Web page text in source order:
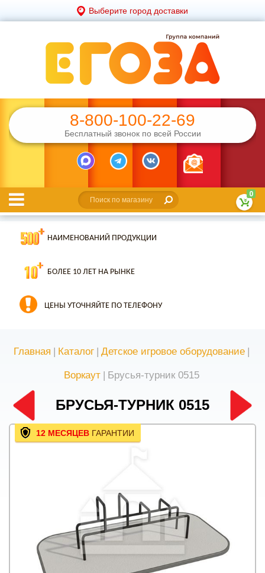
Выберите город доставки
8-800-100-22-69
Бесплатный звонок по всей России
0
НАИМЕНОВАНИЙ ПРОДУКЦИИ
БОЛЕЕ 10 ЛЕТ НА РЫНКЕ
ЦЕНЫ УТОЧНЯЙТЕ ПО ТЕЛЕФОНУ
Главная | Каталог | Детское игровое оборудование |
Воркаут | Брусья-турник 0515
БРУСЬЯ-ТУРНИК 0515
12 МЕСЯЦЕВ ГАРАНТИИ